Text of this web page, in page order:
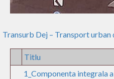
Transurb Dej – Transport urban
Titlu
1_Componenta integrala